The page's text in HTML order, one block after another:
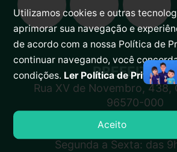
PREFEITURA
Rua XV de Novembro, 438,
96570-000
ATENDIMENTO
Segunda a Sexta: das
Utilizamos cookies e outras
aprimorar sua navegação e
de acordo com a nossa Política de
continuar navegando, você
condições. Ler Política de
Aceito